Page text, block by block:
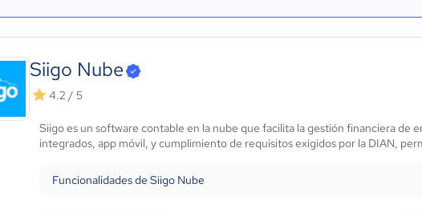
Siigo Nube
4.2 / 5
Siigo es un software contable en la nube que facilita la gestión financiera de
integrados, app móvil, y cumplimiento de requisitos exigidos por la DIAN,
Funcionalidades de Siigo Nube